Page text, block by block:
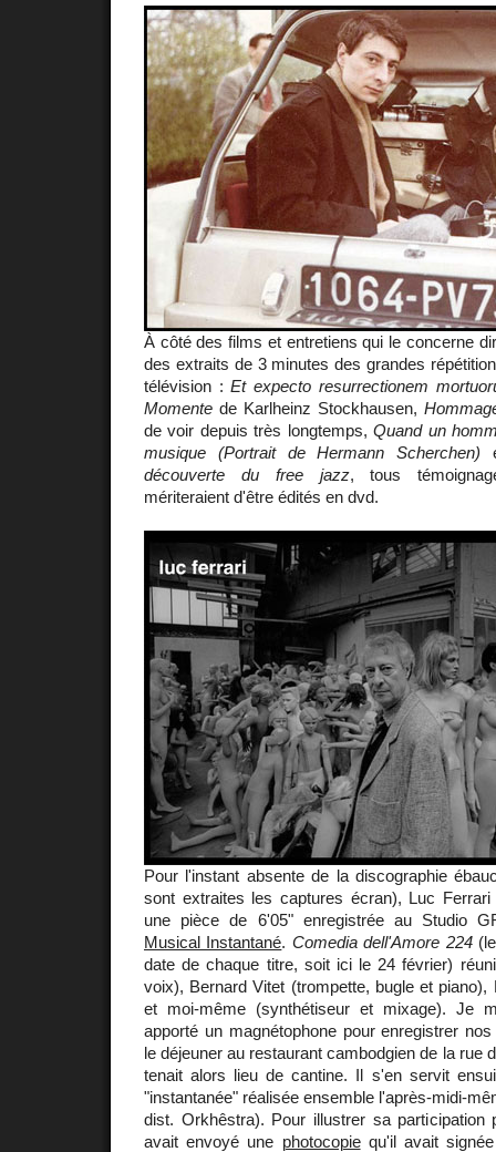
À côté des films et entretiens qui le concerne
des extraits de 3 minutes des grandes
télévision :Et expecto resurrectionem
Momente de Karlheinz Stockhausen,
de voir depuis très longtemps,Quand un
musique (Portrait de Hermann Scherchen)
découverte du free jazz, tous
mériteraient d'être édités en dvd.
Pour l'instant absente de la discographie
sont extraites les captures écran), Luc
une pièce de 6'05" enregistrée au Studio
Musical Instantané. Comedia dell'Amore 224
date de chaque titre, soit ici le 24 février)
voix), Bernard Vitet (trompette, bugle et piano),
et moi-même (synthétiseur et mixage). Je
apporté un magnétophone pour enregistrer
le déjeuner au restaurant cambodgien de la rue
tenait alors lieu de cantine. Il s'en servit
"instantanée" réalisée ensemble l'après-midi-
dist. Orkhêstra). Pour illustrer sa participation
avait envoyé une photocopiequ'il avait